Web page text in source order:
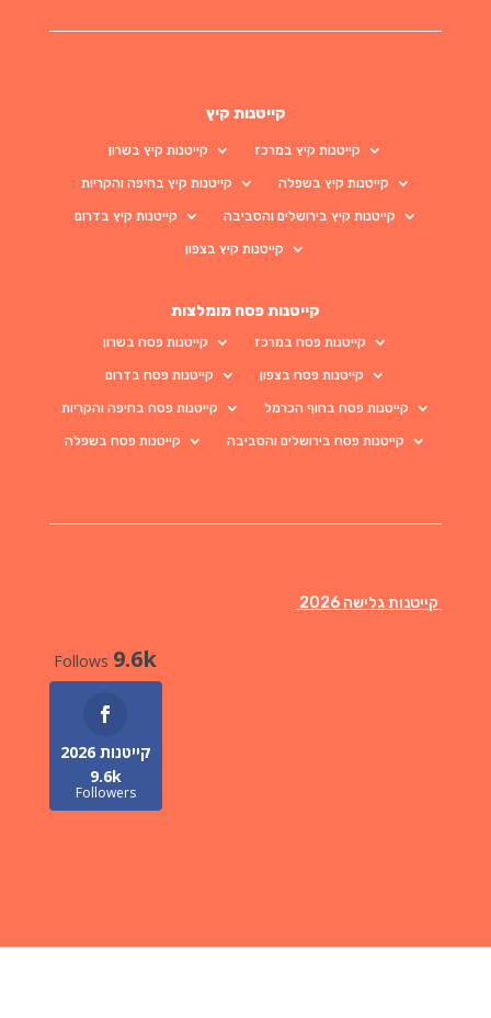
קייטנות קיץ
קייטנות קיץ במרכז קייטנות קיץ בשרון
קייטנות קיץ בשפלה קייטנות קיץ בחיפה והקריות
קייטנות קיץ בירושלים והסביבה קייטנות קיץ בדרום
קייטנות קיץ בצפון
קייטנות פסח מומלצות
קייטנות פסח במרכז קייטנות פסח בשרון
קייטנות פסח בצפון קייטנות פסח בדרום
קייטנות פסח בחוף הכרמל קייטנות פסח בחיפה והקריות
קייטנות פסח בירושלים והסביבה קייטנות פסח בשפלה
קייטנות גלישה 2026
9.6k
Follows
קייטנות 2026
9.6k
Followers